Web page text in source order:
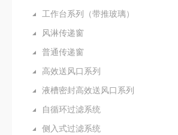
工作台系列（带推玻璃）
风淋传递窗
普通传递窗
高效送风口系列
液槽密封高效送风口系列
自循环过滤系统
侧入式过滤系统